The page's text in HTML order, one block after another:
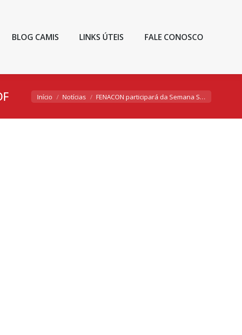
BLOG CAMIS LINKS ÚTEIS FALE CONOSCO
Você está aqui:
Início Notícias FENACON participará da Semana S…